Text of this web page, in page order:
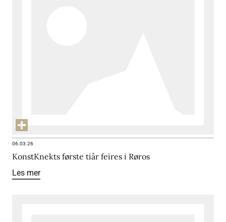
06.03.26
KonstKnekts første tiår feires i Røros
Les mer